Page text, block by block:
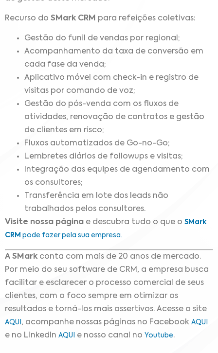
Recurso do SMark CRM para refeições coletivas:
Gestão do funil de vendas por regional;
Acompanhamento da taxa de conversão em
cada fase da venda;
Aplicativo móvel com check-in e registro de
visitas por comando de voz;
Gestão do pós-venda com os fluxos de
atividades, renovação de contratos e gestão
de clientes em risco;
Fluxos automatizados de Go-no-Go;
Lembretes diários de followups e visitas;
Integração das equipes de agendamento com
os consultores;
Transferência em lote dos leads não
trabalhados pelos consultores.
Visite nossa página e descubra tudo o que o SMark
CRM pode fazer pela sua empresa.
A SMark conta com mais de 20 anos de mercado.
Por meio do seu software de CRM, a empresa busca
facilitar e esclarecer o processo comercial de seus
clientes, com o foco sempre em otimizar os
resultados e torná-los mais assertivos. Acesse o site
AQUI , acompanhe nossas páginas no Facebook AQUI
e no LinkedIn AQUI e nosso canal no Youtube.